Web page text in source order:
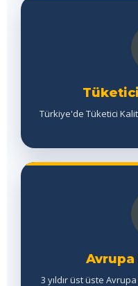
Türkiye'de Tüketici
3 yıldır üst üste